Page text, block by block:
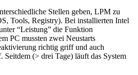
Stellen geben, LPM zu
Tools, Registry). Bei installierten Intel
“Leistung” die Funktion
PC mussten zwei Neustarts
richtig griff und auch
(> drei Tage) läuft das System